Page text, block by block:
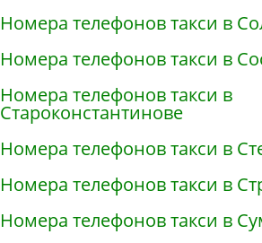
Номера телефонов такси в
Номера телефонов такси в
Номера телефонов такси в
Староконстантинове
Номера телефонов такси в
Номера телефонов такси в
Номера телефонов такси в